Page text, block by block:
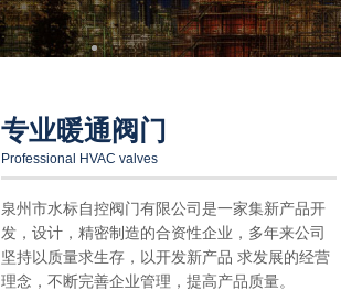
专业暖通阀门
Professional HVAC valves
泉州市水标自控阀门有限公司是一家集新产品开
发，设计，精密制造的合资性企业，多年来公司
坚持以质量求生存，以开发新产品 求发展的经营
理念，不断完善企业管理，提高产品质量。